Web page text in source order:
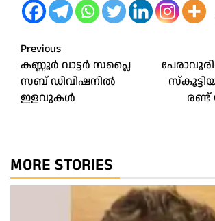
Post
navigation
Previous
കണ്ണൂർ വാട്ടർ സപ്ലൈ
സബ് ഡിവിഷനിൽ
ഇളവുകൾ
MORE STORIES